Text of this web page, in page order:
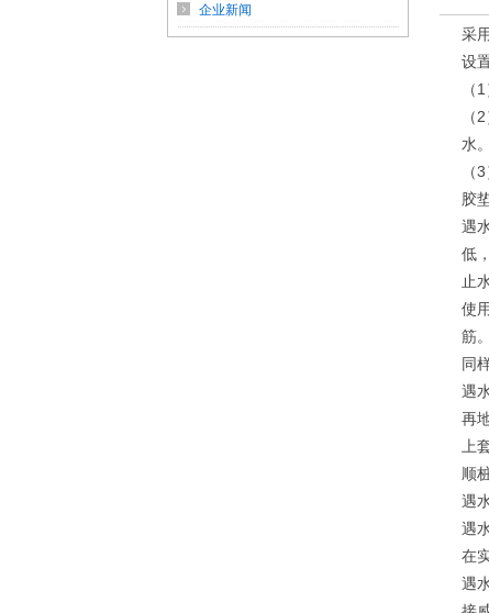
企业新闻
采
设
（
（
水
（
胶
遇
低
止
使
筋。
同
遇
再
上
顺
遇
遇
在
遇